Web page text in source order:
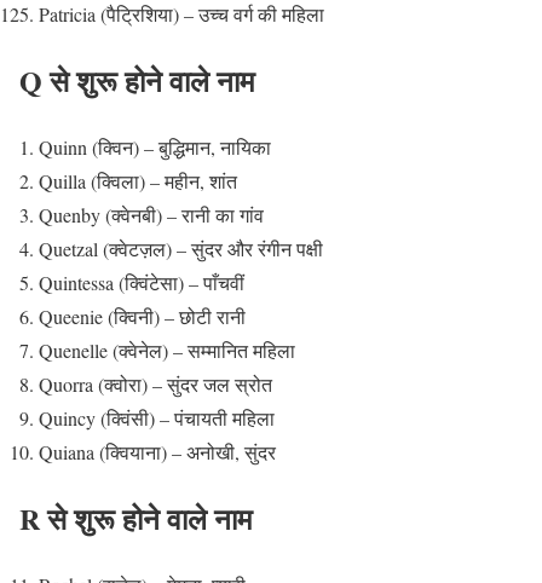
Patricia (पैट्रिशिया) – उच्च वर्ग की महिला
Q से शुरू होने वाले नाम
Quinn (क्विन) – बुद्धिमान, नायिका
Quilla (क्विला) – महीन, शांत
Quenby (क्वेनबी) – रानी का गांव
Quetzal (क्वेटज़ल) – सुंदर और रंगीन पक्षी
Quintessa (क्विंटेसा) – पाँचवीं
Queenie (क्विनी) – छोटी रानी
Quenelle (क्वेनेल) – सम्मानित महिला
Quorra (क्वोरा) – सुंदर जल स्रोत
Quincy (क्विंसी) – पंचायती महिला
Quiana (क्वियाना) – अनोखी, सुंदर
R से शुरू होने वाले नाम